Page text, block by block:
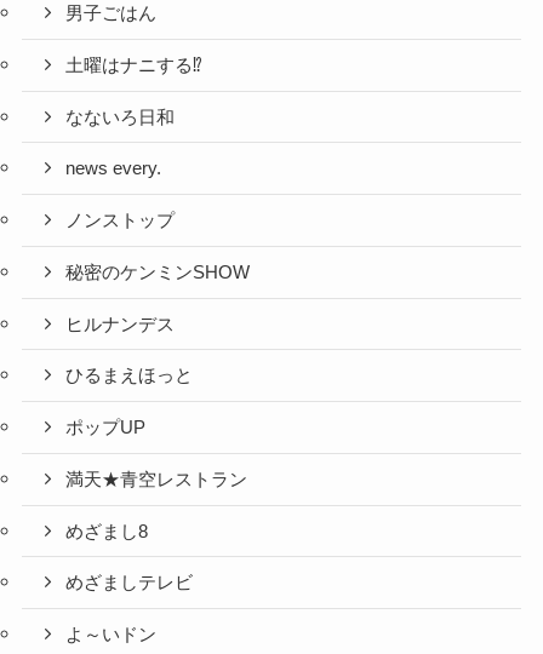
男子ごはん
土曜はナニする⁉
なないろ日和
news every.
ノンストップ
秘密のケンミンSHOW
ヒルナンデス
ひるまえほっと
ポップUP
満天★青空レストラン
めざまし8
めざましテレビ
よ～いドン